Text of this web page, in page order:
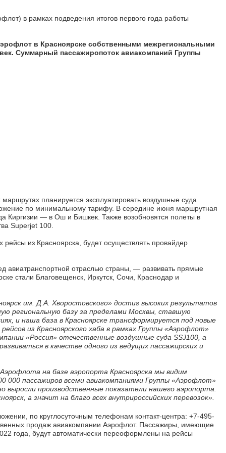
в рамках подведения итогов первого года работы
в Красноярске собственными межрегиональными
Суммарный пассажиропоток авиакомпаний Группы
планируется эксплуатировать воздушные суда
по минимальному тарифу. В середине июня маршрутная
Киргизии — в Ош и Бишкек. Также возобновятся полеты в
Superjet 100.
из Красноярска, будет осуществлять провайдер
авиатранспортной отраслью страны, — развивать прямые
стали Благовещенск, Иркутск, Сочи, Краснодар и
им. Д.А. Хворостовского» достиг высоких результатов
региональную базу за пределами Москвы, ставшую
и наша база в Красноярске трансформируется под новые
из Красноярского хаба в рамках Группы «Аэрофлот»
«Россия» отечественные воздушные суда SSJ100, а
в качестве одного из ведущих пассажирских и
на базе аэропорта Красноярска мы видим
пассажиров всеми авиакомпаниями Группы «Аэрофлот»
производственные показатели нашего аэропорта.
а значит на благо всех внутрироссийских перевозок».
по круглосуточным телефонам контакт-центра: +7-495-
продаж авиакомпании Аэрофлот. Пассажиры, имеющие
года, будут автоматически переоформлены на рейсы